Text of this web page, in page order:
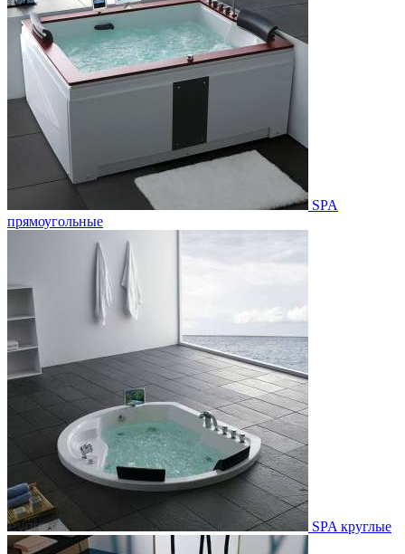
SPA
прямоугольные
SPA круглые